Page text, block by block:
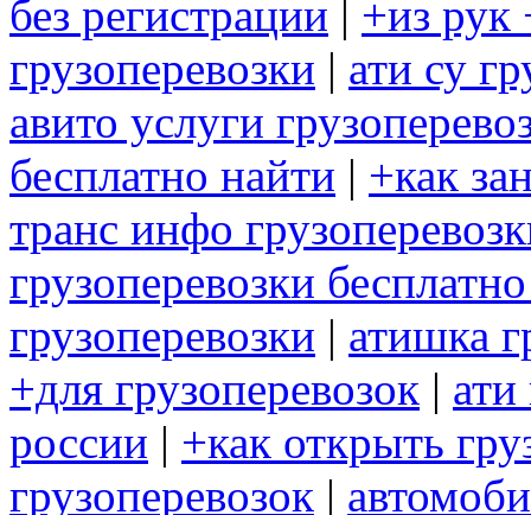
без регистрации
+из рук
грузоперевозки | ати су
авито услуги
бесплатно найти | +как
транс инфо
грузоперевозки
грузоперевозки | атишка
+для грузоперевозок |
россии | +как открыть
грузоперевозок |